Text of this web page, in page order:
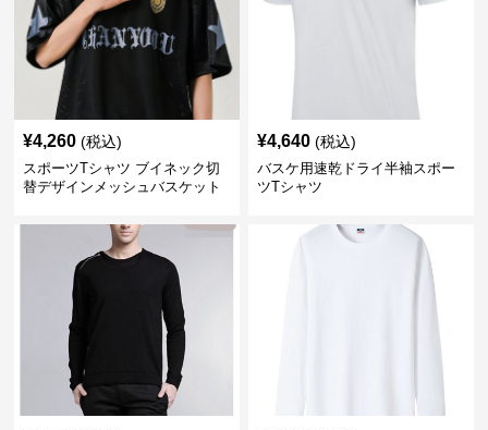
¥4,260 (税込)
スポーツTシャツ ブイネック切
替デザインメッシュバスケット
¥4,640 (税込)
バスケ用速乾ドライ半袖スポー
ツTシャツ